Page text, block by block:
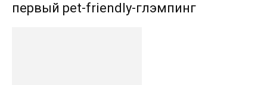
первый pet-friendly-глэмпинг